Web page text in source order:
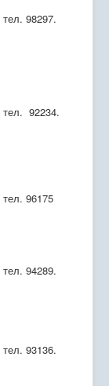
тел. 98297.
тел. 92234.
тел. 96175
тел. 94289.
тел. 93136.